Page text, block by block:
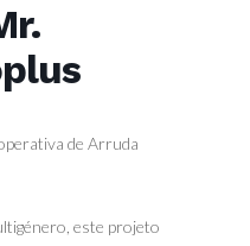
de Arruda
este projeto